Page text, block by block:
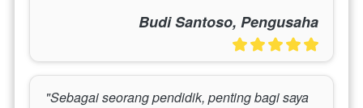
Budi Santoso, Pengusaha
"Sebagai seorang pendidik, penting bagi saya